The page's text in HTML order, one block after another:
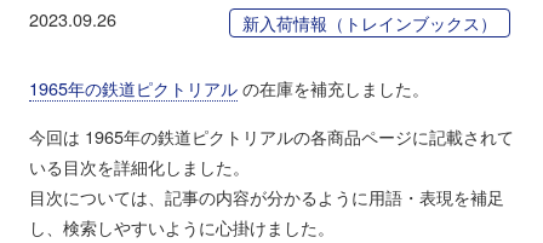
2023.09.26 新入荷情報（トレインブックス）
1965年の鉄道ピクトリアルの在庫を補充しました。
今回は 1965年の鉄道ピクトリアルの各商品ページに記載されて
いる目次を詳細化しました。
目次については、記事の内容が分かるように用語・表現を補足
し、検索しやすいように心掛けました。